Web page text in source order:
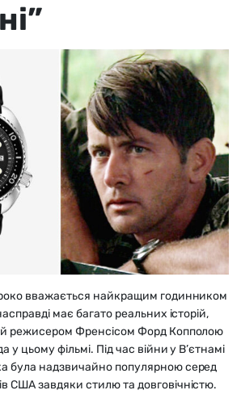
вважається найкращим годинником
має багато реальних історій,
режисером Френсісом Форд Копполою
у цьому фільмі. Під час війни у В’єтнамі
була надзвичайно популярною серед
США завдяки стилю та довговічністю.